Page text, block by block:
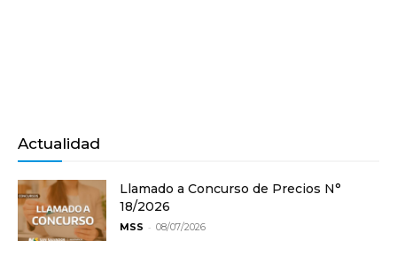
Actualidad
Llamado a Concurso de Precios N°
18/2026
MSS - 08/07/2026